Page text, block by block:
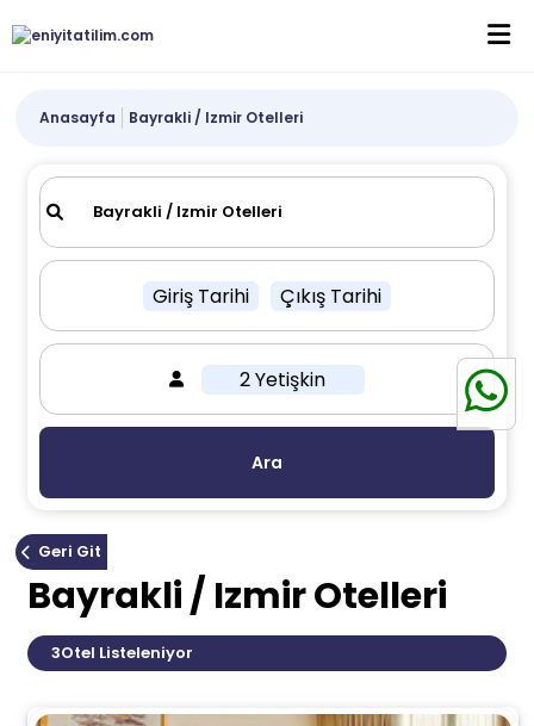
Anasayfa Bayrakli / Izmir Otelleri
Giriş Tarihi Çıkış Tarihi
2 Yetişkin
Ara
Geri Git
Bayrakli / Izmir Otelleri
3Otel Listeleniyor